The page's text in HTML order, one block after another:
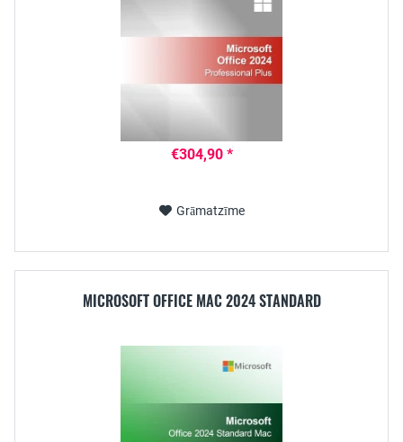
€304,90 *
Grāmatzīme
MICROSOFT OFFICE MAC 2024 STANDARD